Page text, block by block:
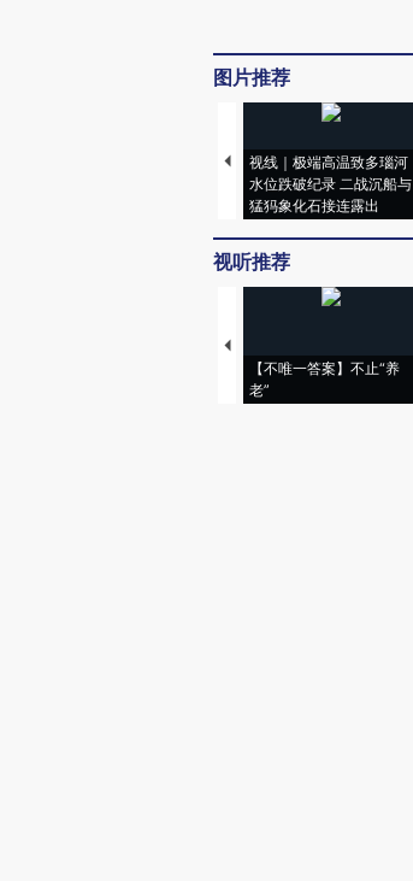
图片推荐
视线｜极端高温致多瑙河
水位跌破纪录 二战沉船与
猛犸象化石接连露出
视听推荐
【不唯一答案】不止“养
老”